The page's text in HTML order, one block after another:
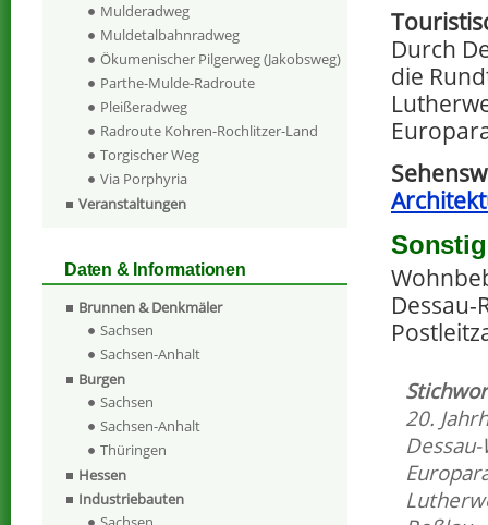
Durch
die
Dessau-
20.
Mulderadweg
Muldetalbahnradweg
Ökumenischer Pilgerweg (Jakobsweg)
Parthe-Mulde-Radroute
Pleißeradweg
Radroute Kohren-Rochlitzer-Land
Torgischer Weg
Via Porphyria
Veranstaltungen
Daten & Informationen
Brunnen & Denkmäler
Sachsen
Sachsen-Anhalt
Burgen
Sachsen
Sachsen-Anhalt
Thüringen
Hessen
Industriebauten